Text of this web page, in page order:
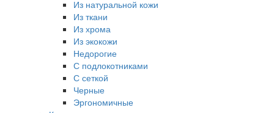
Из натуральной кожи
Из ткани
Из хрома
Из экокожи
Недорогие
С подлокотниками
С сеткой
Черные
Эргономичные